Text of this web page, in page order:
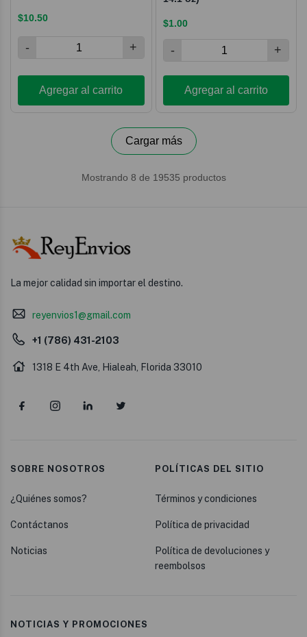
La mejor calidad sin importar el destino.
reyenvios1@gmail.com
+1 (786) 431-2103
1318 E 4th Ave, Hialeah, Florida 33010
SOBRE NOSOTROS
¿Quiénes somos?
Contáctanos
Noticias
POLÍTICAS DEL SITIO
Términos y condiciones
Política de privacidad
Política de devoluciones y
reembolsos
NOTICIAS Y PROMOCIONES